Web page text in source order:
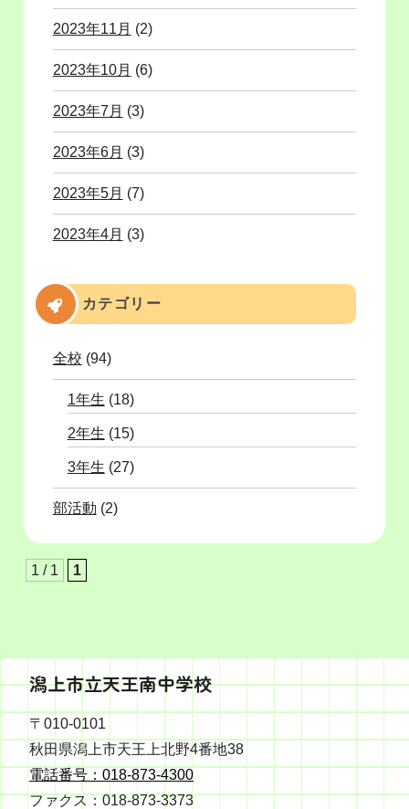
2023年11月 (2)
2023年10月 (6)
2023年7月 (3)
2023年6月 (3)
2023年5月 (7)
2023年4月 (3)
カテゴリー
全校 (94)
1年生 (18)
2年生 (15)
3年生 (27)
部活動 (2)
1 / 1 1
潟上市立天王南中学校
〒010-0101
秋田県潟上市天王上北野4番地38
電話番号：018-873-4300
ファクス：018-873-3373